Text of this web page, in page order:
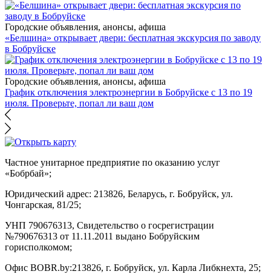
Городские объявления, анонсы, афиша
«Белшина» открывает двери: бесплатная экскурсия по заводу
в Бобруйске
Городские объявления, анонсы, афиша
График отключения электроэнергии в Бобруйске с 13 по 19
июля. Проверьте, попал ли ваш дом
Частное унитарное предприятие по оказанию услуг
«Бобрбай»;
Юридический адрес: 213826, Беларусь, г. Бобруйск, ул.
Чонгарская, 81/25;
УНП 790676313, Свидетельство о госрегистрации
№790676313 от 11.11.2011 выдано Бобруйским
горисполкомом;
Офис BOBR.by:213826, г. Бобруйск, ул. Карла Либкнехта, 25;